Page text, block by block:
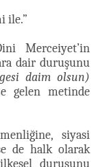
ile.”
Merceiyet’in
dair duruşunu
daim olsun)
gelen metinde
siyasi
de halk olarak
duruşunu